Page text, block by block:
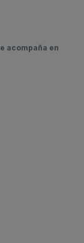
acompaña en